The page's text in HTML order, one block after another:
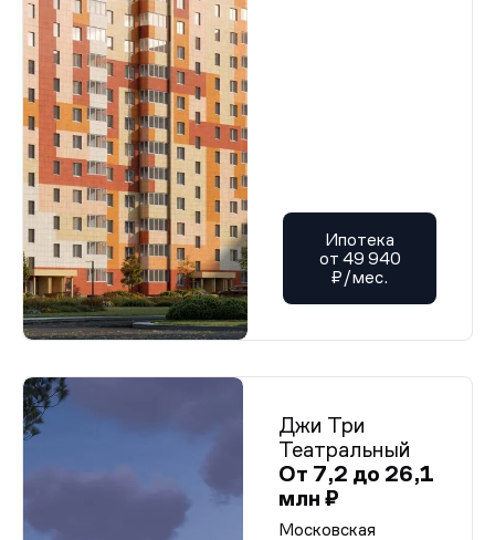
Ипотека
от 49 940
₽/мес.
Джи Три
Театральный
От 7,2 до 26,1
млн ₽
Московская